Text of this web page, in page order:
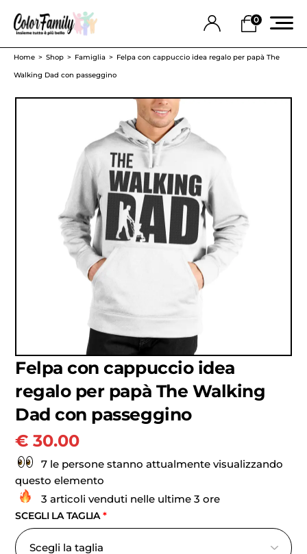
0
Home Shop Famiglia
Felpa con cappuccio idea regalo per papà The
Walking Dad con passeggino
Felpa con cappuccio idea
regalo per papà The Walking
Dad con passeggino
€ 30.00
7 le persone stanno attualmente visualizzando
questo elemento
3 articoli venduti nelle ultime 3 ore
SCEGLI LA TAGLIA*